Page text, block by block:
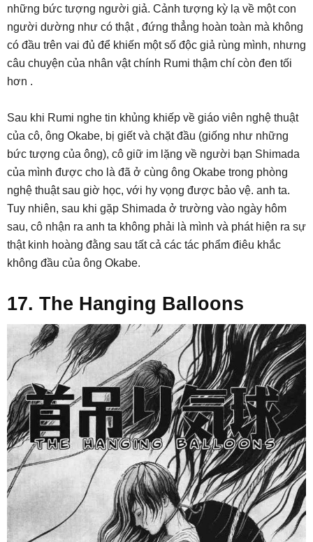
những bức tượng người giả. Cảnh tượng kỳ lạ về một con
người dường như có thật , đứng thẳng hoàn toàn mà không
có đầu trên vai đủ để khiến một số độc giả rùng mình, nhưng
câu chuyện của nhân vật chính Rumi thậm chí còn đen tối
hơn .
Sau khi Rumi nghe tin khủng khiếp về giáo viên nghệ thuật
của cô, ông Okabe, bị giết và chặt đầu (giống như những
bức tượng của ông), cô giữ im lặng về người bạn Shimada
của mình được cho là đã ở cùng ông Okabe trong phòng
nghệ thuật sau giờ học, với hy vọng được bảo vệ. anh ta.
Tuy nhiên, sau khi gặp Shimada ở trường vào ngày hôm
sau, cô nhận ra anh ta không phải là mình và phát hiện ra sự
thật kinh hoàng đằng sau tất cả các tác phẩm điêu khắc
không đầu của ông Okabe.
17. The Hanging Balloons